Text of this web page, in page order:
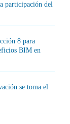
participación del
8 para
BIM en
se toma el